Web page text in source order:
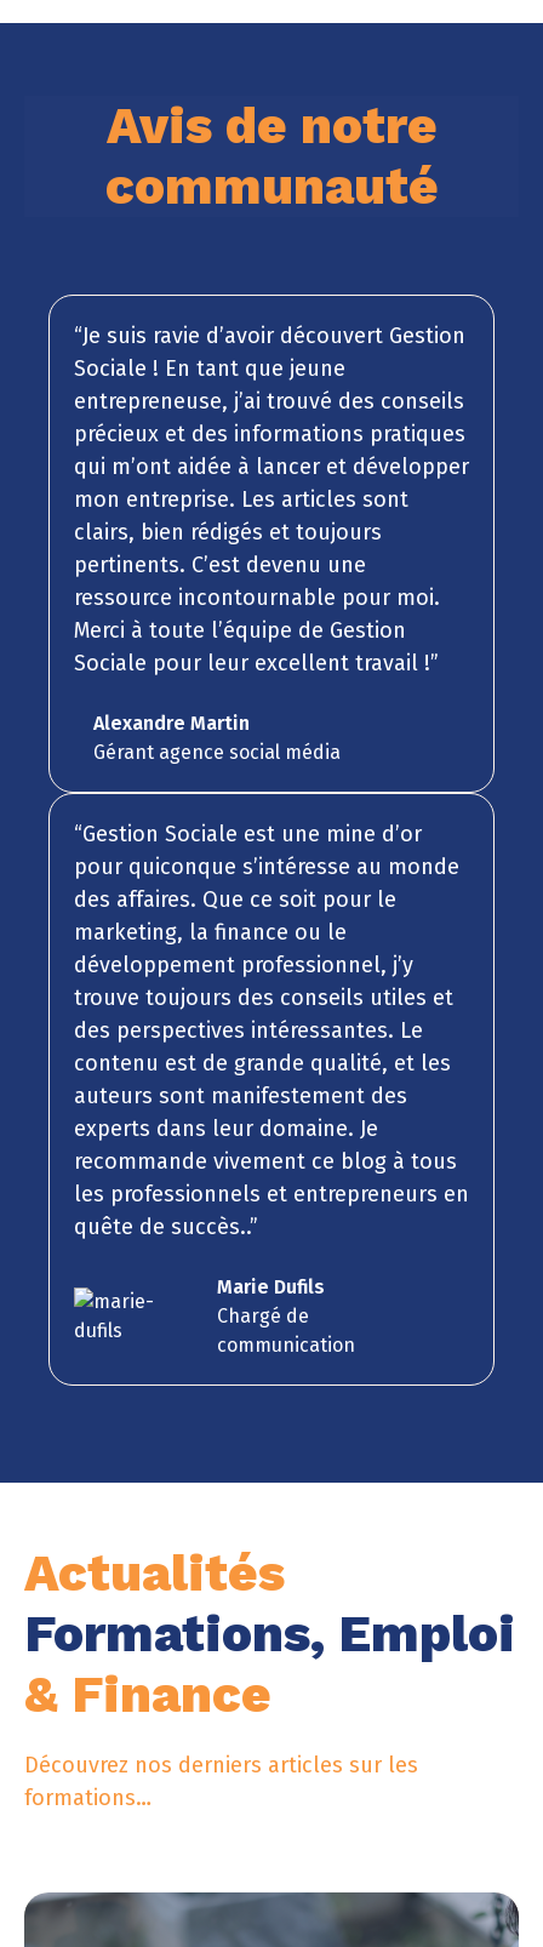
Avis de notre
communauté
“Je suis ravie d’avoir découvert Gestion
Sociale ! En tant que jeune
entrepreneuse, j’ai trouvé des conseils
précieux et des informations pratiques
qui m’ont aidée à lancer et développer
mon entreprise. Les articles sont
clairs, bien rédigés et toujours
pertinents. C’est devenu une
ressource incontournable pour moi.
Merci à toute l’équipe de Gestion
Sociale pour leur excellent travail !”
Alexandre Martin
Gérant agence social média
“Gestion Sociale est une mine d’or
pour quiconque s’intéresse au monde
des affaires. Que ce soit pour le
marketing, la finance ou le
développement professionnel, j’y
trouve toujours des conseils utiles et
des perspectives intéressantes. Le
contenu est de grande qualité, et les
auteurs sont manifestement des
experts dans leur domaine. Je
recommande vivement ce blog à tous
les professionnels et entrepreneurs en
quête de succès..”
Marie Dufils
Chargé de
communication
Actualités
Formations, Emploi
& Finance
Découvrez nos derniers articles sur les
formations…